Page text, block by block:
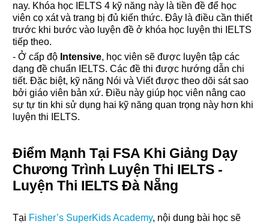
nay. Khóa học IELTS 4 kỹ năng này là tiền đề để học
viên cọ xát và trang bị đủ kiến thức. Đây là điều cần thiết
trước khi bước vào luyện đề ở khóa học luyện thi IELTS
tiếp theo.
- Ở cấp độ Intensive, học viên sẽ được luyện tập các
dạng đề chuẩn IELTS. Các đề thi được hướng dẫn chi
tiết. Đặc biệt, kỹ năng Nói và Viết được theo dõi sát sao
bởi giáo viên bản xứ. Điều này giúp học viên nâng cao
sự tự tin khi sử dụng hai kỹ năng quan trọng này hơn khi
luyện thi IELTS.
Điểm Mạnh Tại FSA Khi Giảng Dạy
Chương Trình Luyện Thi IELTS -
Luyện Thi IELTS Đà Nẵng
Tại Fisher’s SuperKids Academy, nội dung bài học sẽ